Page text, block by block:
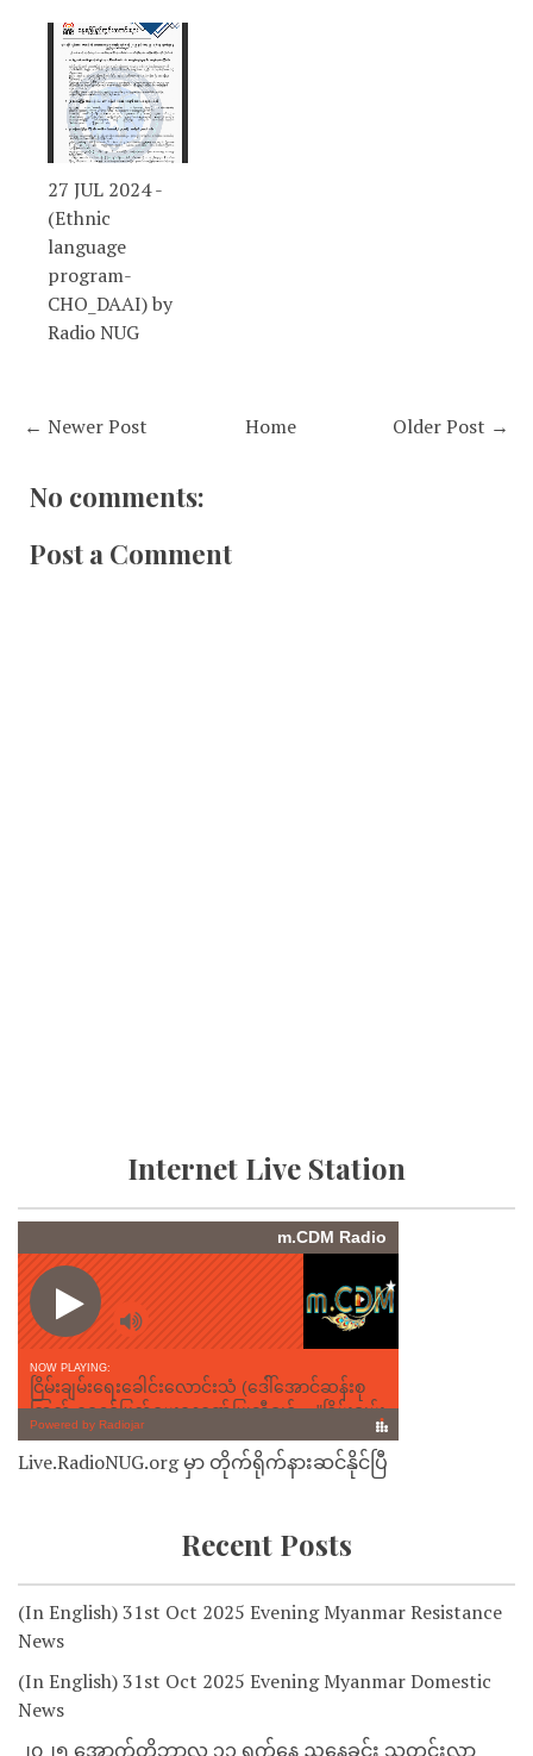
27 JUL 2024 -
(Ethnic
language
program-
CHO_DAAI) by
Radio NUG
← Newer Post Older Post →
Home
No comments:
Post a Comment
Internet Live Station
Live.RadioNUG.org မှာ တိုက်ရိုက်နားဆင်နိုင်ပြီ
Recent Posts
(In English) 31st Oct 2025 Evening Myanmar Resistance
News
(In English) 31st Oct 2025 Evening Myanmar Domestic
News
၂၀၂၅ အောက်တိုဘာလ ၃၁ ရက်နေ့ ညနေခင်း သတင်းလွှာ